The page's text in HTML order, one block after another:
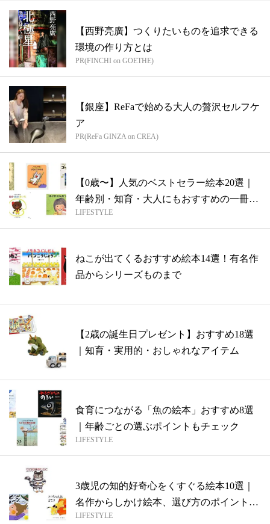
【西野亮廣】つくりたいものを追求できる
環境の作り方とは
PR(FINCHI on GOETHE)
【銀座】ReFaで始める大人の贅沢セルフケ
ア
PR(ReFa GINZA on CREA)
【0歳〜】人気のベストセラー絵本20選｜
年齢別・知育・大人にもおすすめの一冊を
紹...
LIFESTYLE
ねこが出てくるおすすめ絵本14選！有名作
品からシリーズものまで
【2歳の誕生日プレゼント】おすすめ18選
｜知育・実用的・おしゃれなアイテム
食育につながる「魚の絵本」おすすめ8選
｜年齢ごとの選ぶポイントもチェック
LIFESTYLE
3歳児の知的好奇心をくすぐる絵本10選｜
名作からしかけ絵本、選び方のポイントま
で
LIFESTYLE